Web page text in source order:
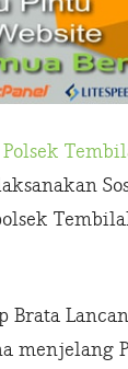
Polsek
Brata
menjelang